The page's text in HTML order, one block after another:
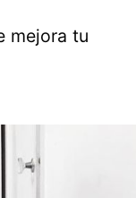
mejora tu